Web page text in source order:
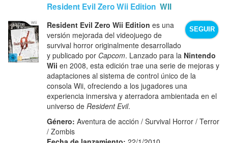
Resident Evil Zero Wii Edition WII
SEGUIR
Resident Evil Zero Wii Edition es una
versión mejorada del videojuego de
survival horror originalmente desarrollado
y publicado por Capcom. Lanzado para la Nintendo
Wii en 2008, esta edición trae una serie de mejoras y
adaptaciones al sistema de control único de la
consola Wii, ofreciendo a los jugadores una
experiencia inmersiva y aterradora ambientada en el
universo de Resident Evil.
Género: Aventura de acción / Survival Horror / Terror
/ Zombis